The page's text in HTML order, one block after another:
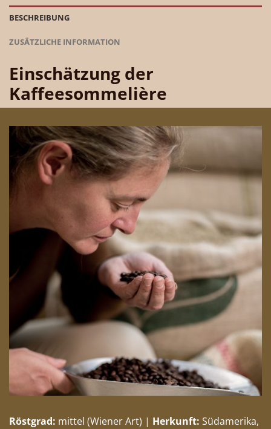
BESCHREIBUNG
ZUSÄTZLICHE INFORMATION
Einschätzung der
Kaffeesommelière
Röstgrad: mittel (Wiener Art) | Herkunft: Südamerika,